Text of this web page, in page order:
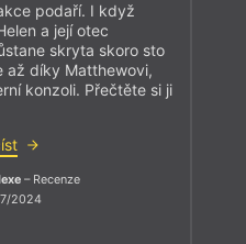
podaří. I když
a její otec
skryta skoro sto
až díky Matthewovi,
konzoli. Přečtěte si ji
– Recenze
2024